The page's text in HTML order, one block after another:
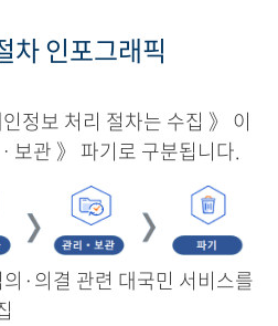
차 인포그래픽
정보 처리 절차는 수집 》 이
보관 》 파기로 구분됩니다.
·의결 관련 대국민 서비스를